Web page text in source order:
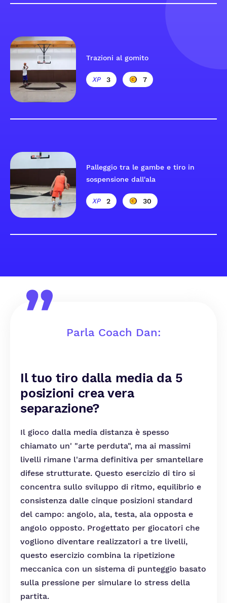
Trazioni al gomito
3 7
Palleggio tra le gambe e tiro in
sospensione dall'ala
2 30
Parla Coach Dan:
Il tuo tiro dalla media da 5
posizioni crea vera
separazione?
Il gioco dalla media distanza è spesso
chiamato un' "arte perduta", ma ai massimi
livelli rimane l'arma definitiva per smantellare
difese strutturate. Questo esercizio di tiro si
concentra sullo sviluppo di ritmo, equilibrio e
consistenza dalle cinque posizioni standard
del campo: angolo, ala, testa, ala opposta e
angolo opposto. Progettato per giocatori che
vogliono diventare realizzatori a tre livelli,
questo esercizio combina la ripetizione
meccanica con un sistema di punteggio basato
sulla pressione per simulare lo stress della
partita.